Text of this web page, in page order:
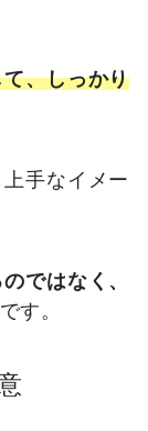
、しっかり
手なイメー
ではなく、
す。